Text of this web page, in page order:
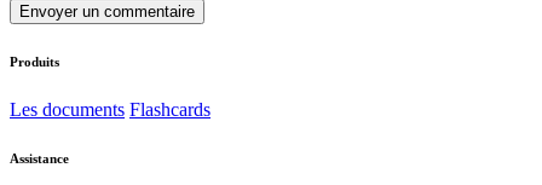
Envoyer un commentaire
Produits
Les documents Flashcards
Assistance